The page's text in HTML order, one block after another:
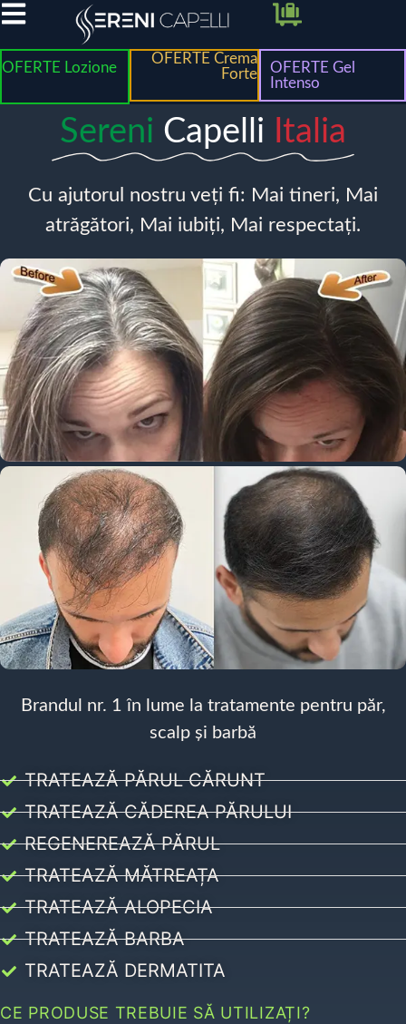
OFERTE Lozione
OFERTE Crema
Forte
OFERTE Gel
Intenso
Sereni Capelli Italia
Cu ajutorul nostru veți fi: Mai tineri, Mai
atrăgători, Mai iubiți, Mai respectați.
Brandul nr. 1 în lume la tratamente pentru păr,
scalp și barbă
TRATEAZĂ PĂRUL CĂRUNT
TRATEAZĂ CĂDEREA PĂRULUI
REGENEREAZĂ PĂRUL
TRATEAZĂ MĂTREAȚA
TRATEAZĂ ALOPECIA
TRATEAZĂ BARBA
TRATEAZĂ DERMATITA
CE PRODUSE TREBUIE SĂ UTILIZAȚI?